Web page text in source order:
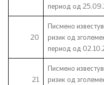
период од
20
Писмено
ризик од
период од
21
Писмено
ризик од